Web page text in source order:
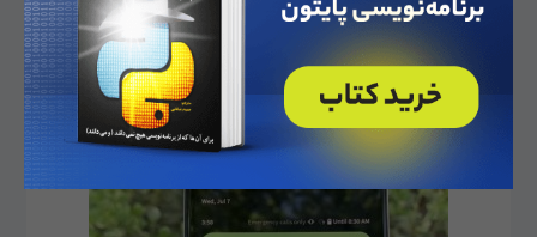
دانشجویان رشته مهندسی نرم‌افزار پاسخ دهیم و به واکاوی این
موضوع بپردازیم که طراحی پایگاه داده چیست. نکته‌ای که بسیاری
از کاربران از آن بی‌اطلاع هستند فلسفه طراحی پایگاه‌های داده‌‌ای
است. پایگاه‌های داده‌ای بزرگ بر مبنای علمی به‌...